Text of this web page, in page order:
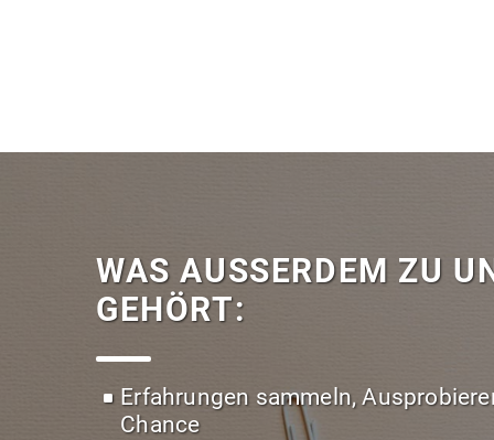
WAS AUSSERDEM ZU
EHÖRT:
Erfahrungen sammeln,
Chance